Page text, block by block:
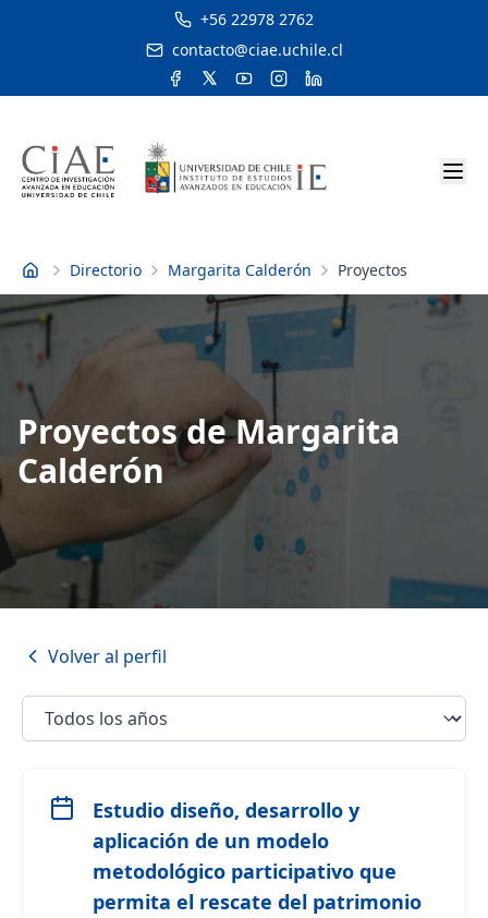
+56 22978 2762
contacto@ciae.uchile.cl
Inicio Directorio Margarita Calderón Proyectos
Proyectos de Margarita
Calderón
Volver al perfil
Estudio diseño, desarrollo y
aplicación de un modelo
metodológico participativo que
permita el rescate del patrimonio